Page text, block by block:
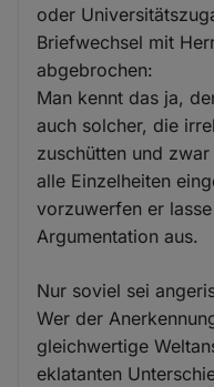
oder
Briefwechsel mit
abgebrochen:
Man kennt das ja,
auch solcher, die
zuschütten und
alle Einzelheiten
vorzuwerfen er
Argumentation aus.
Nur soviel sei
Wer der
gleichwertige
eklatanten